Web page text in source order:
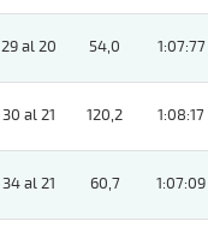
29 al 20 54,0 1:07:77
30 al 21 120,2 1:08:17
34 al 21 60,7 1:07:09